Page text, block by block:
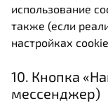
использование
также (если
настройках
10. Кнопка
мессенджер)